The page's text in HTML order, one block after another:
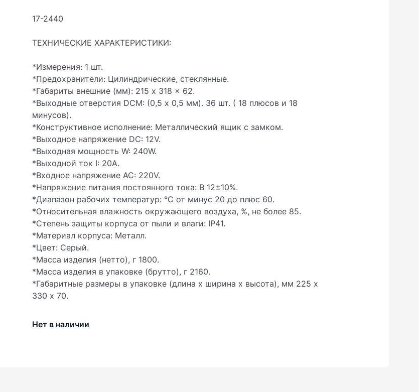
17-2440
ТЕХНИЧЕСКИЕ ХАРАКТЕРИСТИКИ:
*Измерения: 1 шт.
*Предохранители: Цилиндрические, стеклянные.
*Габариты внешние (мм): 215 x 318 x 62.
*Выходные отверстия DCM: (0,5 х 0,5 мм). 36 шт. ( 18 плюсов и 18
минусов).
*Конструктивное исполнение: Металлический ящик с замком.
*Выходное напряжение DC: 12V.
*Выходная мощность W: 240W.
*Выходной ток I: 20А.
*Входное напряжение AC: 220V.
*Напряжение питания постоянного тока: В 12±10%.
*Диапазон рабочих температур: °С от минус 20 до плюс 60.
*Относительная влажность окружающего воздуха, %, не более 85.
*Степень защиты корпуса от пыли и влаги: IP41.
*Материал корпуса: Металл.
*Цвет: Серый.
*Масса изделия (нетто), г 1800.
*Масса изделия в упаковке (брутто), г 2160.
*Габаритные размеры в упаковке (длина х ширина х высота), мм 225 х
330 х 70.
Нет в наличии